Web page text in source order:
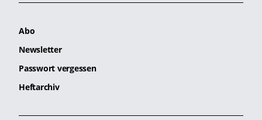
Abo
Newsletter
Passwort vergessen
Heftarchiv